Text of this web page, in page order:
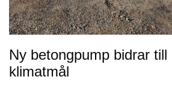
Ny betongpump bidrar
klimatmål